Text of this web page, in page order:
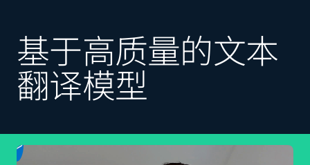
基于高质量的文本
翻译模型